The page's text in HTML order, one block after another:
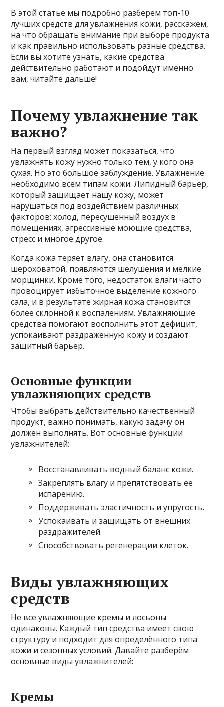
В этой статье мы подробно разберём топ-10
лучших средств для увлажнения кожи, расскажем,
на что обращать внимание при выборе продукта
и как правильно использовать разные средства.
Если вы хотите узнать, какие средства
действительно работают и подойдут именно
вам, читайте дальше!
Почему увлажнение так
важно?
На первый взгляд может показаться, что
увлажнять кожу нужно только тем, у кого она
сухая. Но это большое заблуждение. Увлажнение
необходимо всем типам кожи. Липидный барьер,
который защищает нашу кожу, может
нарушаться под воздействием различных
факторов: холод, пересушенный воздух в
помещениях, агрессивные моющие средства,
стресс и многое другое.
Когда кожа теряет влагу, она становится
шероховатой, появляются шелушения и мелкие
морщинки. Кроме того, недостаток влаги часто
провоцирует избыточное выделение кожного
сала, и в результате жирная кожа становится
более склонной к воспалениям. Увлажняющие
средства помогают восполнить этот дефицит,
успокаивают раздражённую кожу и создают
защитный барьер.
Основные функции
увлажняющих средств
Чтобы выбрать действительно качественный
продукт, важно понимать, какую задачу он
должен выполнять. Вот основные функции
увлажнителей:
Восстанавливать водный баланс кожи.
Закреплять влагу и препятствовать ее
испарению.
Поддерживать эластичность и упругость.
Успокаивать и защищать от внешних
раздражителей.
Способствовать регенерации клеток.
Виды увлажняющих
средств
Не все увлажняющие кремы и лосьоны
одинаковы. Каждый тип средства имеет свою
структуру и подходит для определённого типа
кожи и сезонных условий. Давайте разберём
основные виды увлажнителей:
Кремы